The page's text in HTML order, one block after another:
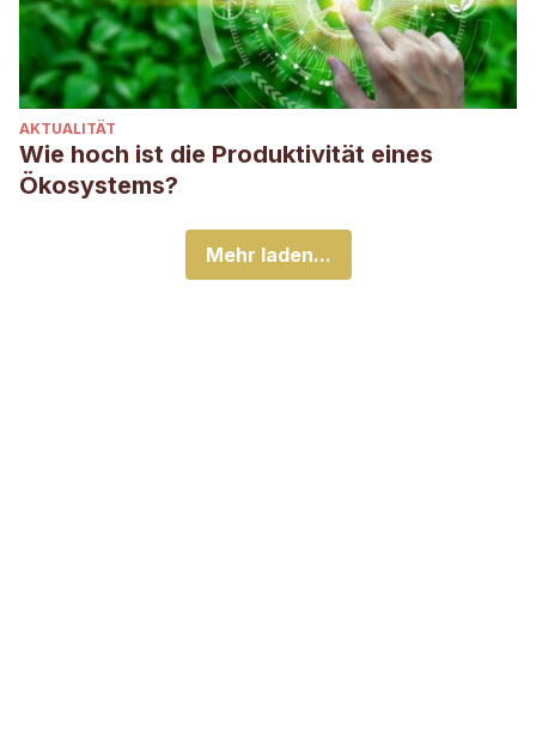
AKTUALITÄT
Wie hoch ist die Produktivität eines
Ökosystems?
Mehr laden...